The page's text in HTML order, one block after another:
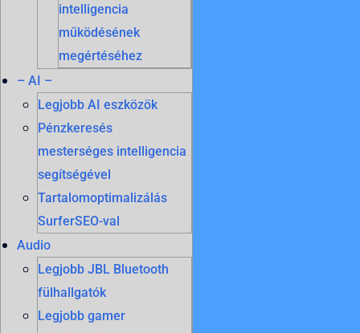
intelligencia
működésének
megértéséhez
– AI –
Legjobb AI eszközök
Pénzkeresés
mesterséges intelligencia
segítségével
Tartalomoptimalizálás
SurferSEO-val
Audio
Legjobb JBL Bluetooth
fülhallgatók
Legjobb gamer